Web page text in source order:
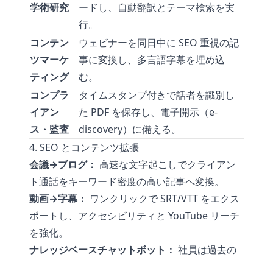
学術研究
ードし、自動翻訳とテーマ検索を実
行。
コンテン
ツマーケ
ティング
ウェビナーを同日中に SEO 重視の記
事に変換し、多言語字幕を埋め込
む。
コンプラ
イアン
ス・監査
タイムスタンプ付きで話者を識別し
た PDF を保存し、電子開示（e-
discovery）に備える。
4. SEO とコンテンツ拡張
会議→ブログ： 高速な文字起こしでクライアン
ト通話をキーワード密度の高い記事へ変換。
動画→字幕： ワンクリックで SRT/VTT をエクス
ポートし、アクセシビリティと YouTube リーチ
を強化。
ナレッジベースチャットボット： 社員は過去の